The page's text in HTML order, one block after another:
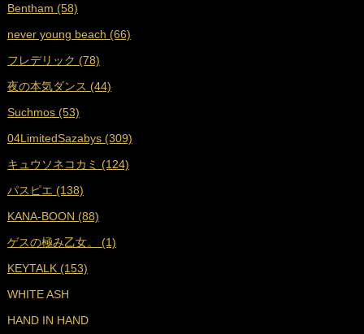
■2022年11月 (19)
■2022年10月 (16)
■2022年9月 (18)
■2022年8月 (18)
■2022年7月 (18)
■2022年6月 (17)
■2022年5月 (17)
■2022年4月 (16)
■2022年3月 (18)
■2022年2月 (16)
■2022年1月 (17)
■2021年12月 (25)
■2021年11月 (23)
Bentham (58)
never young beach (66)
フレデリック (78)
夜の本気ダンス (44)
Suchmos (53)
04LimitedSazabys (309)
キュウソネコカミ (124)
パスピエ (138)
KANA-BOON (88)
ゲスの極み乙女。 (1)
KEYTALK (153)
WHITE ASH
HAND IN HAND